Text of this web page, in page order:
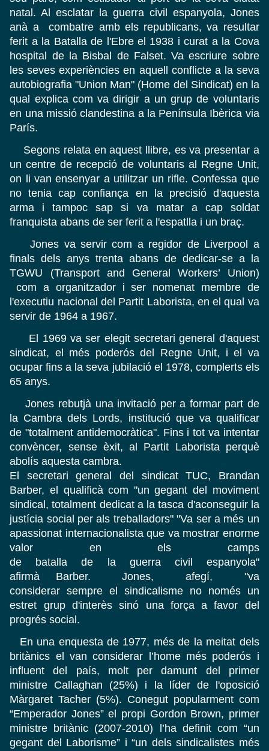
natal. Al esclatar la guerra civil espanyola, Jones
anà a combatre amb els republicans, va resultar
ferit a la Batalla de l'Ebre el 1938 i curat a la Cova
hospital de la Bisbal de Falset. Va escriure sobre
les seves experiències en aquell conflicte a la seva
autobiografia "Union Man" (Home del Sindicat) en la
qual explica com va dirigir a un grup de voluntaris
en una missió clandestina a la Península Ibèrica via
París.
Segons relata en aquest llibre, es va presentar a
un centre de recepció de voluntaris al Regne Unit,
on li van ensenyar a utilitzar un rifle. Confessa que
no tenia cap confiança en la precisió d'aquesta
arma i tampoc sap si va matar a cap soldat
franquista abans de ser ferit a l'espatlla i un braç.
Jones va servir com a regidor de Liverpool a
finals dels anys trenta abans de dedicar-se a la
TGWU (Transport and General Workers’ Union)
com a organitzador i ser nomenat membre de
l'executiu nacional del Partit Laborista, en el qual va
servir de 1964 a 1967.
El 1969 va ser elegit secretari general d'aquest
sindicat, el més poderós del Regne Unit, i el va
ocupar fins a la seva jubilació el 1978, complerts els
65 anys.
Jones rebutjà una invitació per a formar part de
la Cambra dels Lords, institució que va qualificar
de "totalment antidemocràtica". Fins i tot va intentar
convèncer, sense èxit, al Partit Laborista perquè
abolís aquesta cambra.
El secretari general del sindicat TUC, Brandan
Barber, el qualificà com "un gegant del moviment
sindical, totalment dedicat a la tasca d'aconseguir la
justícia social per als treballadors" "Va ser a més un
apassionat internacionalista que va mostrar enorme
valor en els camps
de batalla de la guerra civil espanyola"
afirmà Barber. Jones, afegí, "va
considerar sempre el sindicalisme no només un
estret grup d'interès sinó una força a favor del
progrés social.
En una enquesta de 1977, més de la meitat dels
britànics el van considerar l’home més poderós i
influent del país, molt per damunt del primer
ministre Callaghan (25%) i la líder de l'oposició
Màrgaret Tacher (5%). Conegut popularment com
“Emperador Jones” el propi Gordon Brown, primer
ministre britànic (2007-2010) l’ha definit com “un
gegant del Laborisme” i “un dels sindicalistes més